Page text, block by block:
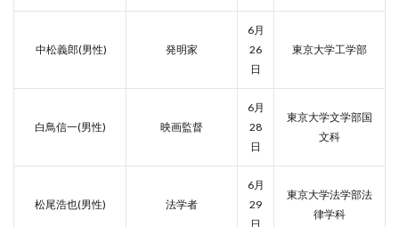
中松義郎(男性) 発明家
6月
26
日
東京大学工学部
白鳥信一(男性) 映画監督
6月
28
日
東京大学文学部国
文科
松尾浩也(男性) 法学者
6月
29
日
東京大学法学部法
律学科